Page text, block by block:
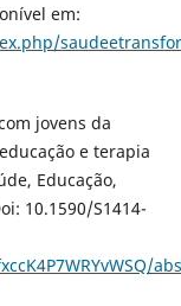
em:
jovens da
e terapia
Educação,
10.1590/S1414-